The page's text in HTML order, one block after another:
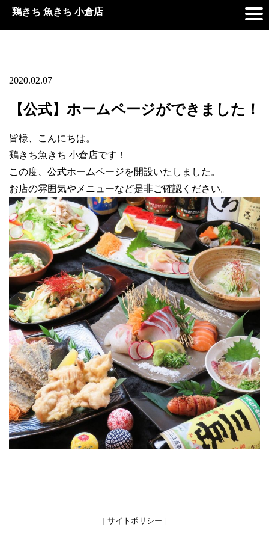
鶏きち 魚きち 小倉店
2020.02.07
【公式】ホームページができました！
皆様、こんにちは。
鶏きち魚きち 小倉店です！
この度、公式ホームページを開設いたしました。
お店の雰囲気やメニューなど是非ご確認ください。
サイトポリシー